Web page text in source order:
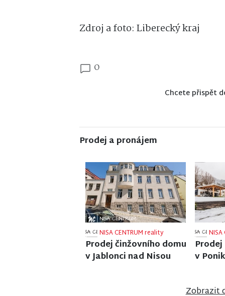
Zdroj a foto: Liberecký kraj
0
Chcete přispět
Prodej a pronájem
NISA CENTRUM reality
Prodej rodinného domu
ve Stráži nad Nisou
Zobrazit